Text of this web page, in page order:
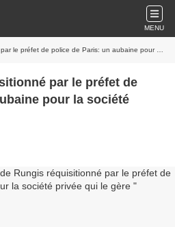
MENU
de police de Paris: un aubaine pour la société privée qui le gère
par le préfet de
pour la société